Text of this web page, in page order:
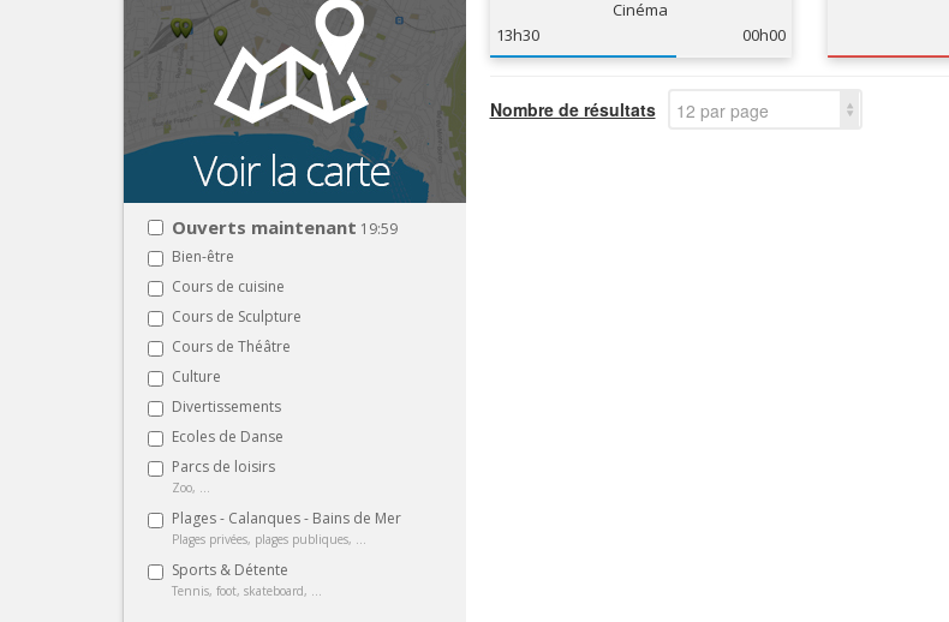
Ouverts maintenant 19:59
Bien-être
Cours de cuisine
Cours de Sculpture
Cours de Théâtre
Culture
Divertissements
Ecoles de Danse
Parcs de loisirs
Zoo, ...
Plages - Calanques - Bains de Mer
Plages privées, plages publiques, ...
Sports & Détente
Tennis, foot, skateboard, ...
Cinéma
13h30
00h00
Nombre de résultats 12 par page